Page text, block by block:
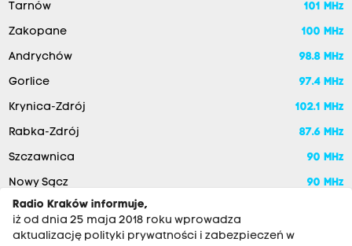
Tarnów 101 MHz
Zakopane 100 MHz
Andrychów 98.8 MHz
Gorlice 97.4 MHz
Krynica-Zdrój 102.1 MHz
Rabka-Zdrój 87.6 MHz
Szczawnica 90 MHz
Nowy Sącz
90 MHz
Radio Kraków informuje,
iż od dnia 25 maja 2018 roku wprowadza
aktualizację polityki prywatności i zabezpieczeń w